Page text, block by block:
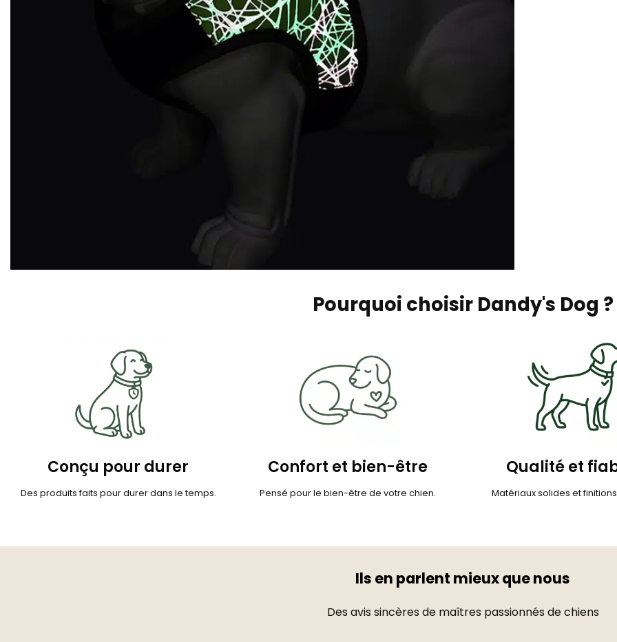
Pourquoi choisir Dandy's Dog ?
Conçu pour durer
Des produits faits pour durer dans le temps.
Confort et bien-être
Pensé pour le bien-être de votre chien.
Qualité et
Matériaux solides et
Ils en parlent mieux que nous
Des avis sincères de maîtres passionnés de chiens